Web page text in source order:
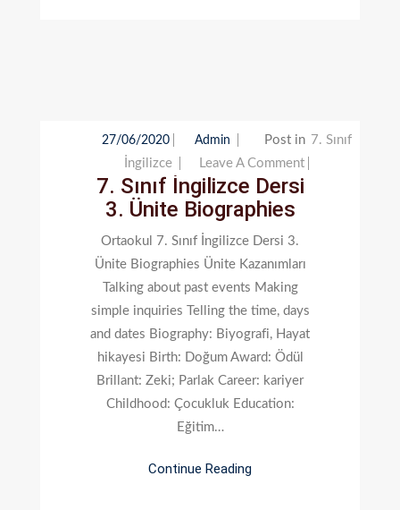
27/06/2020 Admin Post in 7. Sınıf
İngilizce
Leave A Comment
7. Sınıf İngilizce Dersi
3. Ünite Biographies
Ortaokul 7. Sınıf İngilizce Dersi 3.
Ünite Biographies Ünite Kazanımları
Talking about past events Making
simple inquiries Telling the time, days
and dates Biography: Biyografi, Hayat
hikayesi Birth: Doğum Award: Ödül
Brillant: Zeki; Parlak Career: kariyer
Childhood: Çocukluk Education:
Eğitim…
Continue Reading